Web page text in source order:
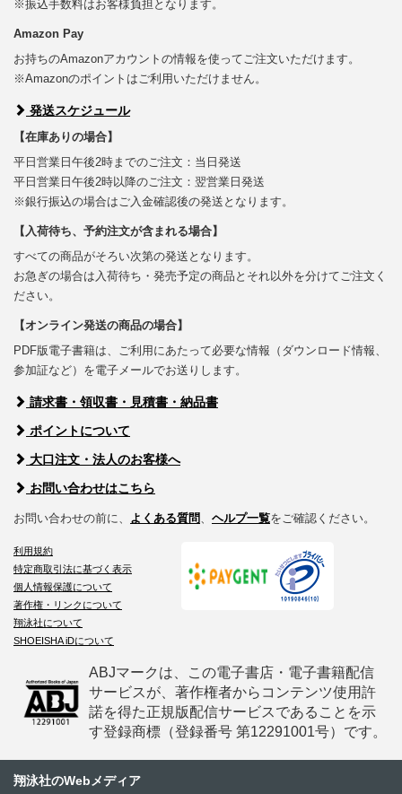
※振込手数料はお客様負担となります。
Amazon Pay
お持ちのAmazonアカウントの情報を使ってご注文いただけます。
※Amazonのポイントはご利用いただけません。
発送スケジュール
【在庫ありの場合】
平日営業日午後2時までのご注文：当日発送
平日営業日午後2時以降のご注文：翌営業日発送
※銀行振込の場合はご入金確認後の発送となります。
【入荷待ち、予約注文が含まれる場合】
すべての商品がそろい次第の発送となります。
お急ぎの場合は入荷待ち・発売予定の商品とそれ以外を分けてご注文く
ださい。
【オンライン発送の商品の場合】
PDF版電子書籍は、ご利用にあたって必要な情報（ダウンロード情報、
参加証など）を電子メールでお送りします。
請求書・領収書・見積書・納品書
ポイントについて
大口注文・法人のお客様へ
お問い合わせはこちら
お問い合わせの前に、 よくある質問 ヘルプ一覧をご確認ください。
利用規約
特定商取引法に基づく表示
個人情報保護について
著作権・リンクについて
翔泳社について
SHOEISHA iDについて
ABJマークは、この電子書店・電子書籍配信
サービスが、著作権者からコンテンツ使用許
諾を得た正規版配信サービスであることを示
す登録商標（登録番号 第12291001号）です。
翔泳社のWebメディア